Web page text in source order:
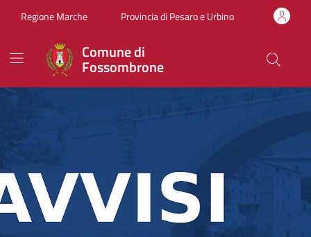
Regione Marche Provincia di Pesaro e Urbino
Comune di
Fossombrone
Comune di Fossombrone
Contenuti in evidenza